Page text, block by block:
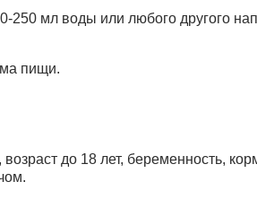
мл воды или любого другого
пищи.
до 18 лет, беременность,